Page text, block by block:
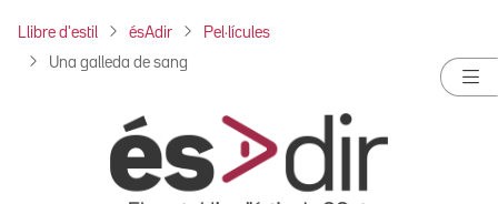
Llibre d'estil ésAdir Pel·lícules
Una galleda de sang